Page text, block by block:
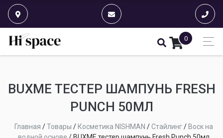
0
BUXME ТЕСТЕР ШАМПУНЬ FRESH
PUNCH 50МЛ
Главная /Товары / Косметика NISHMAN /Стайлинг/ Воск на